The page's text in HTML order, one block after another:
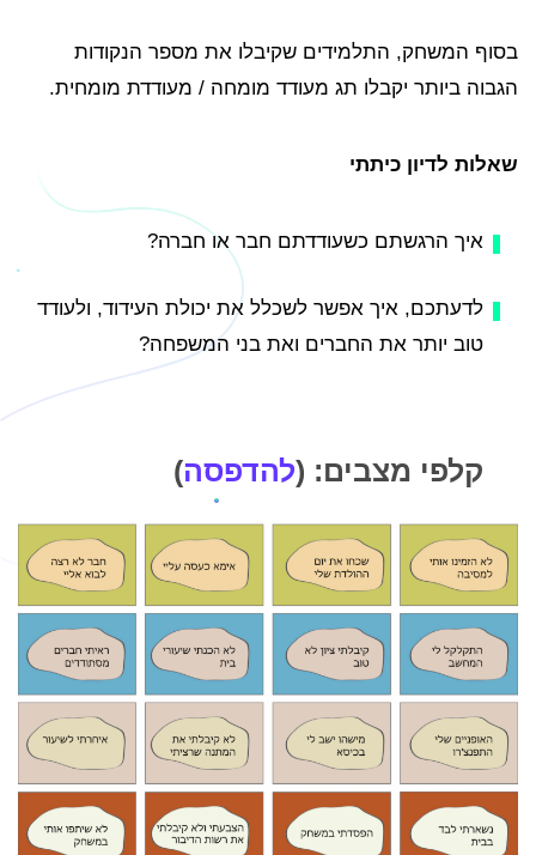
בסוף המשחק, התלמידים שקיבלו את מספר הנקודות
הגבוה ביותר יקבלו תג מעודד מומחה / מעודדת מומחית.
שאלות לדיון כיתתי
איך הרגשתם כשעודדתם חבר או חברה?
לדעתכם, איך אפשר לשכלל את יכולת העידוד, ולעודד
טוב יותר את החברים ואת בני המשפחה?
קלפי מצבים: (להדפסה)